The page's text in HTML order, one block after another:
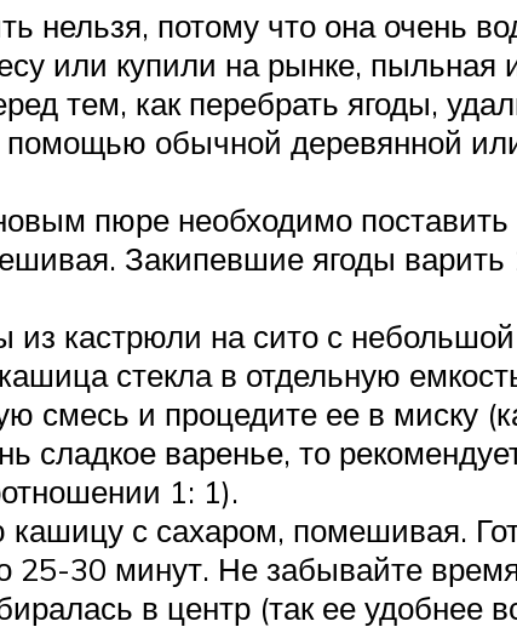
нельзя, потому что она очень
или купили на рынке, пыльная
тем, как перебрать ягоды,
обычной деревянной
пюре необходимо
Закипевшие ягоды
из кастрюли на сито с
стекла в отдельную
смесь и процедите ее в миску
сладкое варенье, то
1: 1).
с сахаром, помешивая.
25-30 минут. Не забывайте
в центр (так ее удобнее